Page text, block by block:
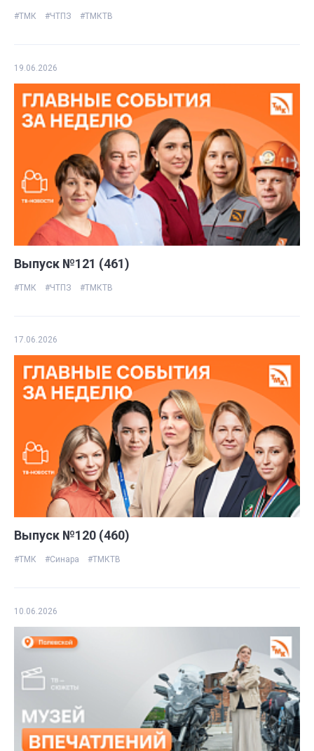
#ТМК #ЧТПЗ #ТМКТВ
19.06.2026
Выпуск №121 (461)
#ТМК #ЧТПЗ #ТМКТВ
17.06.2026
Выпуск №120 (460)
#ТМК #Синара #ТМКТВ
10.06.2026